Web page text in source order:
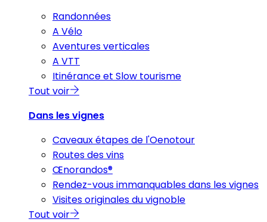
Randonnées
A Vélo
Aventures verticales
A VTT
Itinérance et Slow tourisme
Tout voir
Dans les vignes
Caveaux étapes de l'Oenotour
Routes des vins
Œnorandos®
Rendez-vous immanquables dans les vignes
Visites originales du vignoble
Tout voir